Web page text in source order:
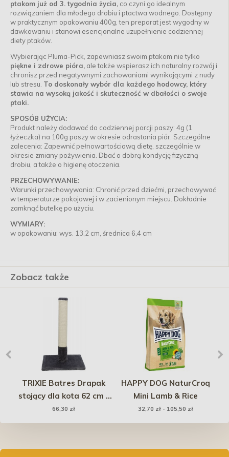
ptakom już od 3. tygodnia życia, co czyni go idealnym
rozwiązaniem dla młodego drobiu i ptactwa wodnego. Dostępny
w praktycznym opakowaniu 400g, ten preparat jest wygodny w
dawkowaniu i stanowi esencjonalne uzupełnienie codziennej
diety ptaków.
Wybierając Pluma-Pick, zapewniasz swoim ptakom nie tylko
piękne i zdrowe pióra, ale także wspierasz ich naturalny rozwój i
chronisz przed negatywnymi zachowaniami wynikającymi z nudy
lub stresu. To doskonały wybór dla każdego hodowcy, który
stawia na wysoką jakość i skuteczność w dbałości o swoje
ptaki.
SPOSÓB UŻYCIA:
Produkt należy dodawać do codziennej porcji paszy: 4g (1
łyżeczka) na 100g paszy w okresie odrastania piór. Szczególne
zalecenia: Zapewnić pełnowartościową dietę, szczególnie w
okresie zmiany pożywienia. Dbać o dobrą kondycję fizyczną
drobiu, a także o higienę otoczenia.
PRZECHOWYWANIE:
Warunki przechowywania: Chronić przed dziećmi, przechowywać
w temperaturze pokojowej i w zacienionym miejscu. Dokładnie
zamknąć butelkę po użyciu.
WYMIARY:
w opakowaniu: wys. 13,2 cm, średnica 6,4 cm
Zobacz także
TRIXIE Batres Drapak
stojący dla kota 62 cm -
platynowy/szary
66,30 zł
HAPPY DOG NaturCroq
Mini Lamb & Rice
32,70 zł - 105,50 zł